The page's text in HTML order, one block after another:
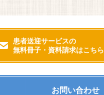
患者送迎サービスの
無料冊子・資料請求はこちら
お問い合わせ